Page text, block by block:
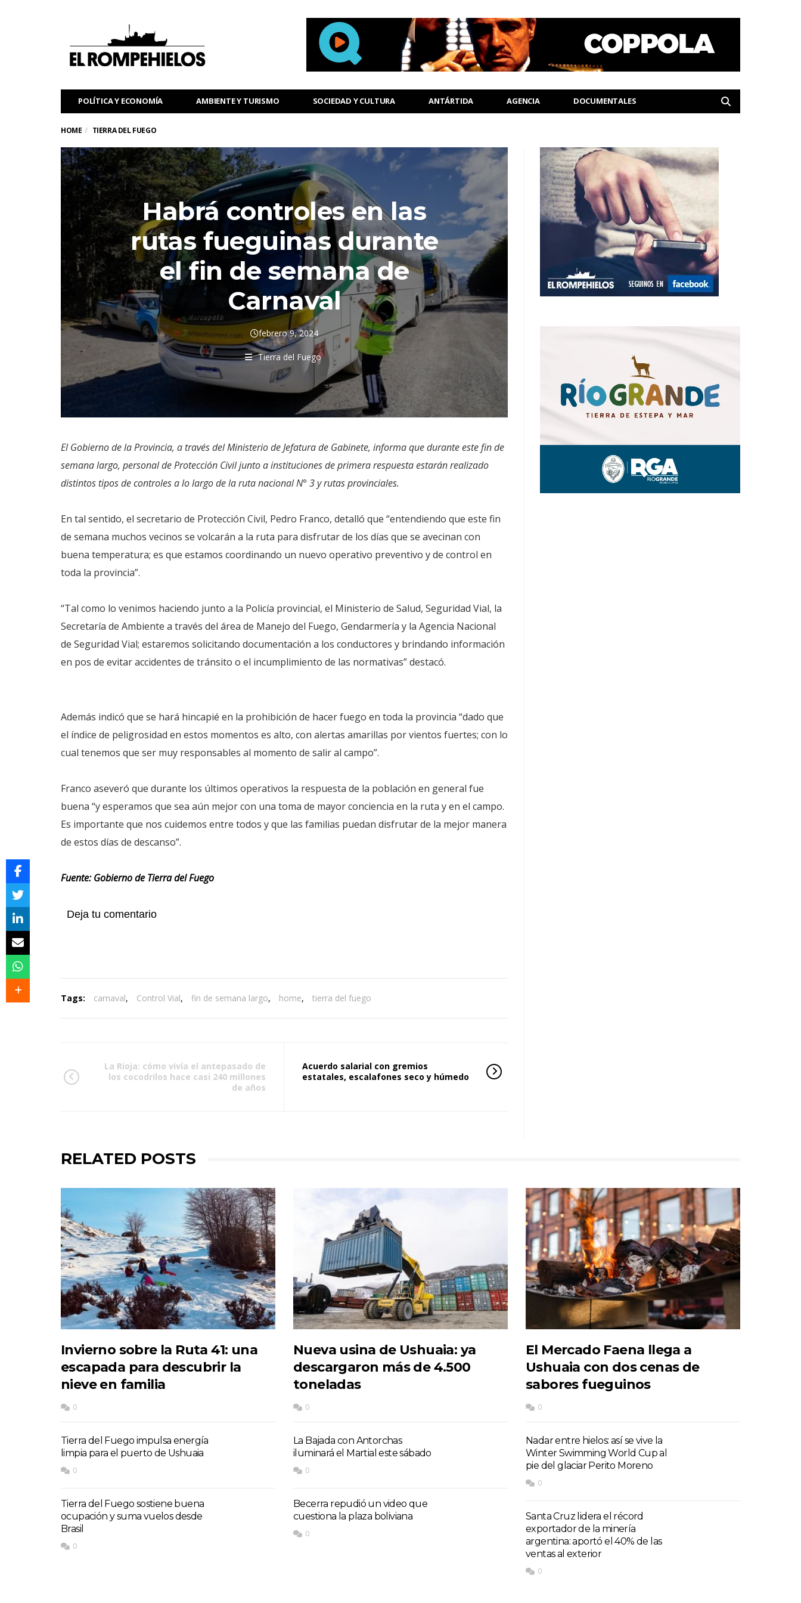
POLÍTICA Y ECONOMÍA AMBIENTE Y TURISMO SOCIEDAD Y CULTURA ANTÁRTIDA AGENCIA DOCUMENTALES
HOME TIERRA DEL FUEGO
Habrá controles en las
rutas fueguinas durante
el fin de semana de
Carnaval
febrero 9, 2024
Tierra del Fuego
El Gobierno de la Provincia, a través del Ministerio de Jefatura de Gabinete, informa que durante este fin de
semana largo, personal de Protección Civil junto a instituciones de primera respuesta estarán realizado
distintos tipos de controles a lo largo de la ruta nacional N° 3 y rutas provinciales.
En tal sentido, el secretario de Protección Civil, Pedro Franco, detalló que “entendiendo que este fin
de semana muchos vecinos se volcarán a la ruta para disfrutar de los días que se avecinan con
buena temperatura; es que estamos coordinando un nuevo operativo preventivo y de control en
toda la provincia”.
“Tal como lo venimos haciendo junto a la Policía provincial, el Ministerio de Salud, Seguridad Vial, la
Secretaría de Ambiente a través del área de Manejo del Fuego, Gendarmería y la Agencia Nacional
de Seguridad Vial; estaremos solicitando documentación a los conductores y brindando información
en pos de evitar accidentes de tránsito o el incumplimiento de las normativas” destacó.
Además indicó que se hará hincapié en la prohibición de hacer fuego en toda la provincia “dado que
el índice de peligrosidad en estos momentos es alto, con alertas amarillas por vientos fuertes; con lo
cual tenemos que ser muy responsables al momento de salir al campo”.
Franco aseveró que durante los últimos operativos la respuesta de la población en general fue
buena “y esperamos que sea aún mejor con una toma de mayor conciencia en la ruta y en el campo.
Es importante que nos cuidemos entre todos y que las familias puedan disfrutar de la mejor manera
de estos días de descanso”.
Fuente: Gobierno de Tierra del Fuego
Deja tu comentario
Tags: carnaval, Control Vial, fin de semana largo, home, tierra del fuego
La Rioja: cómo vivía el antepasado de
los cocodrilos hace casi 240 millones
de años
Acuerdo salarial con gremios
estatales, escalafones seco y húmedo
RELATED POSTS
Invierno sobre la Ruta 41: una
escapada para descubrir la
nieve en familia
0
Tierra del Fuego impulsa energía
limpia para el puerto de Ushuaia
0
Tierra del Fuego sostiene buena
ocupación y suma vuelos desde
Brasil
0
Nueva usina de Ushuaia: ya
descargaron más de 4.500
toneladas
0
La Bajada con Antorchas
iluminará el Martial este sábado
0
Becerra repudió un video que
cuestiona la plaza boliviana
0
El Mercado Faena llega a
Ushuaia con dos cenas de
sabores fueguinos
0
Nadar entre hielos: así se vive la
Winter Swimming World Cup al
pie del glaciar Perito Moreno
0
Santa Cruz lidera el récord
exportador de la minería
argentina: aportó el 40% de las
ventas al exterior
0